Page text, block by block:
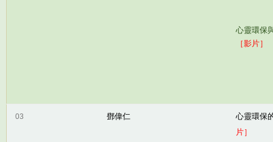
心靈環保
［影片］
03 鄧偉仁
心靈環保
片］